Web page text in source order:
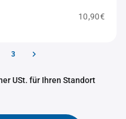
10,90€
3
USt. für Ihren Standort